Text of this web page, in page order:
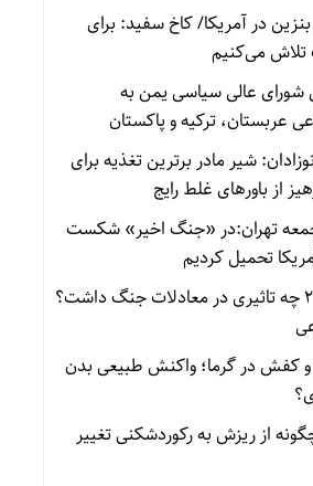
در آمریکا/ کاخ سفید: برای
می‌کنیم
عالی سیاسی یمن به
عربستان، ترکیه و پاکستان
شیر مادر برترین تغذیه برای
از باورهای غلط رایج
تهران:در «جنگ اخیر» شکست
تحمیل کردیم
عملیات نصر ۲ چه تاثیری در معادلات جنگ داشت؟
و کفش در گرما؛ واکنش طبیعی بدن
از ریزش به رکوردشکنی تغییر